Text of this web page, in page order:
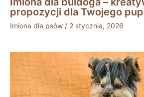
propozycji dla Twojego
Imiona dla psów / 2 stycznia, 2026